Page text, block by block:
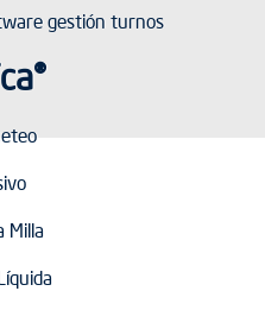
gestión turnos
Milla